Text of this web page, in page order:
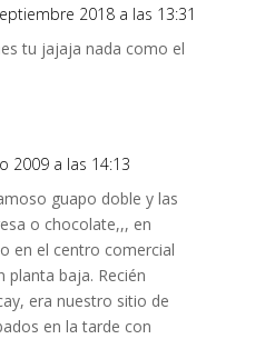
2018 a las 13:31
tu jajaja nada como el
2009 a las 14:13
guapo doble y las
o chocolate,,, en
en el centro comercial
planta baja. Recién
era nuestro sitio de
en la tarde con